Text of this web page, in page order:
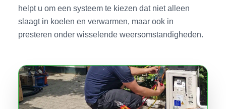
helpt u om een systeem te kiezen dat niet alleen
slaagt in koelen en verwarmen, maar ook in
presteren onder wisselende weersomstandigheden.